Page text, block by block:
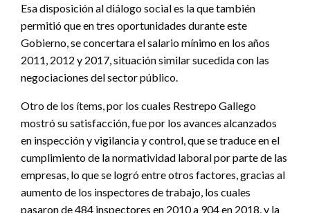
Esa disposición al diálogo social es la que también
permitió que en tres oportunidades durante este
Gobierno, se concertara el salario mínimo en los años
2011, 2012 y 2017, situación similar sucedida con las
negociaciones del sector público.
Otro de los ítems, por los cuales Restrepo Gallego
mostró su satisfacción, fue por los avances alcanzados
en inspección y vigilancia y control, que se traduce en el
cumplimiento de la normatividad laboral por parte de las
empresas, lo que se logró entre otros factores, gracias al
aumento de los inspectores de trabajo, los cuales
pasaron de 484 inspectores en 2010 a 904 en 2018, y la